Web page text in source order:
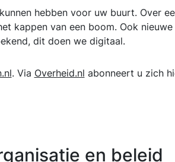
hebben voor uw buurt. Over
kappen van een boom. Ook
dit doen we digitaal.
. Via Overheid.nl abonneert u zich
en beleid